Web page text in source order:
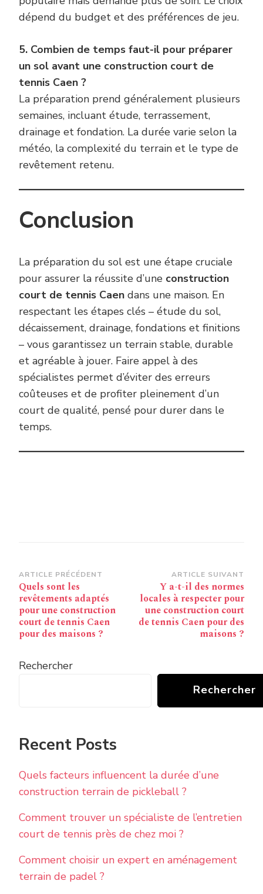
dépend du budget et des préférences de jeu.
5. Combien de temps faut-il pour préparer
un sol avant une construction court de
tennis Caen ?
La préparation prend généralement plusieurs
semaines, incluant étude, terrassement,
drainage et fondation. La durée varie selon la
météo, la complexité du terrain et le type de
revêtement retenu.
Conclusion
La préparation du sol est une étape cruciale
pour assurer la réussite d’une construction
court de tennis Caen dans une maison. En
respectant les étapes clés – étude du sol,
décaissement, drainage, fondations et finitions
– vous garantissez un terrain stable, durable
et agréable à jouer. Faire appel à des
spécialistes permet d’éviter des erreurs
coûteuses et de profiter pleinement d’un
court de qualité, pensé pour durer dans le
temps.
Navigation
d’article
ARTICLE PRÉCÉDENT
Quels sont les
revêtements adaptés
pour une construction
court de tennis Caen
pour des maisons ?
ARTICLE SUIVANT
Y a-t-il des normes
locales à respecter pour
une construction court
de tennis Caen pour des
maisons ?
Rechercher
Rechercher
Recent Posts
Quels facteurs influencent la durée d’une
construction terrain de pickleball ?
Comment trouver un spécialiste de l’entretien
court de tennis près de chez moi ?
Comment choisir un expert en aménagement
terrain de padel ?